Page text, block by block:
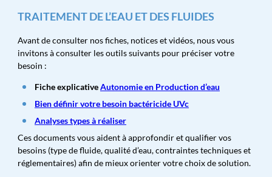
TRAITEMENT DE L’EAU ET DES FLUIDES
Avant de consulter nos fiches, notices et vidéos, nous vous
invitons à consulter les outils suivants pour préciser votre
besoin :
Fiche explicativeAutonomie en Production d’eau
Bien définir votre besoin bactéricide UVc
Analyses types à réaliser
Ces documents vous aident à approfondir et qualifier vos
besoins (type de fluide, qualité d’eau, contraintes techniques et
réglementaires) afin de mieux orienter votre choix de solution.